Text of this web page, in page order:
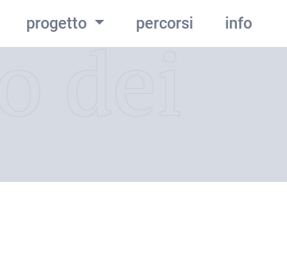
progetto percorsi info
dei